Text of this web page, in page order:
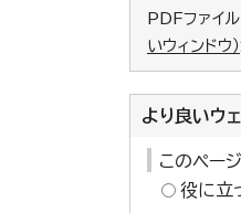
PDFファイ
いウィンドウ）
より良いウ
このペー
役に立